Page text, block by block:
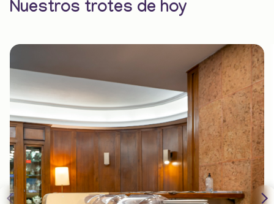
Nuestros trotes de hoy